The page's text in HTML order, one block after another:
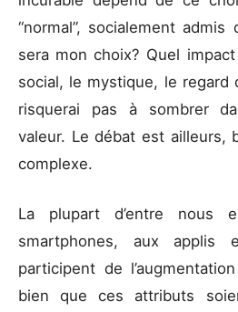
“normal”, socialement admis
sera mon choix? Quel
social, le mystique, le regard
risquerai pas à sombrer
valeur. Le débat est ailleurs,
complexe.
La plupart d’entre nous
smartphones, aux applis
participent de
bien que ces attributs